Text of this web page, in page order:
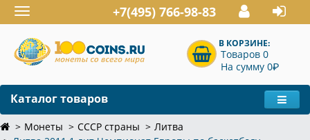
Toggle
navigation
+7(495) 766-98-83
В КОРЗИНЕ:
Товаров 0
На сумму 0P
Каталог товаров
Монеты СССР страны
Литва